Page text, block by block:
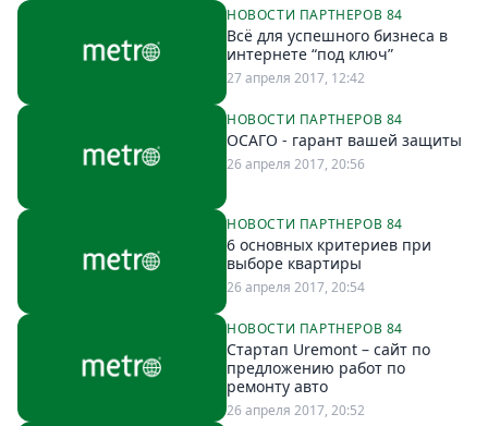
НОВОСТИ ПАРТНЕРОВ 84
Всё для успешного бизнеса в
интернете “под ключ”
27 апреля 2017, 12:42
НОВОСТИ ПАРТНЕРОВ 84
ОСАГО - гарант вашей защиты
26 апреля 2017, 20:56
НОВОСТИ ПАРТНЕРОВ 84
6 основных критериев при
выборе квартиры
26 апреля 2017, 20:54
НОВОСТИ ПАРТНЕРОВ 84
Стартап Uremont – сайт по
предложению работ по
ремонту авто
26 апреля 2017, 20:52